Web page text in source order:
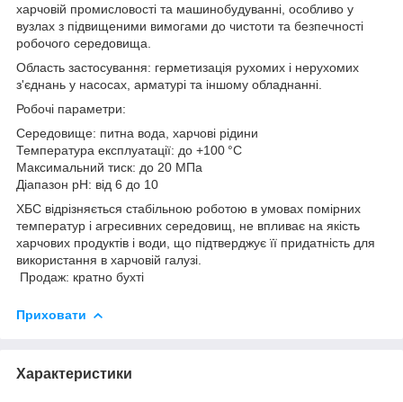
харчовій промисловості та машинобудуванні, особливо у
вузлах з підвищеними вимогами до чистоти та безпечності
робочого середовища.
Область застосування: герметизація рухомих і нерухомих
з'єднань у насосах, арматурі та іншому обладнанні.
Робочі параметри:
Середовище: питна вода, харчові рідини
Температура експлуатації: до +100 °C
Максимальний тиск: до 20 МПа
Діапазон pH: від 6 до 10
ХБС відрізняється стабільною роботою в умовах помірних
температур і агресивних середовищ, не впливає на якість
харчових продуктів і води, що підтверджує її придатність для
використання в харчовій галузі.
Продаж: кратно бухті
Приховати
Характеристики